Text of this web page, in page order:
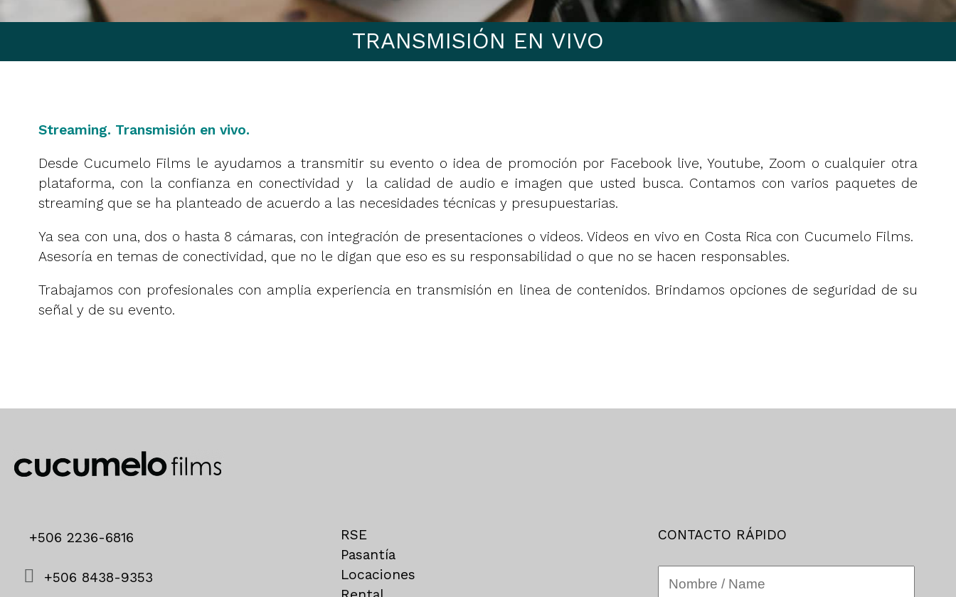
TRANSMISIÓN EN VIVO
Streaming. Transmisión en vivo.
Desde Cucumelo Films le ayudamos a transmitir su evento o idea de promoción por Facebook live, Youtube, Zoom o cualquier otra
plataforma, con la confianza en conectividad y la calidad de audio e imagen que usted busca. Contamos con varios paquetes de
streaming que se ha planteado de acuerdo a las necesidades técnicas y presupuestarias.
Ya sea con una, dos o hasta 8 cámaras, con integración de presentaciones o videos. Videos en vivo en Costa Rica con Cucumelo Films.
Asesoría en temas de conectividad, que no le digan que eso es su responsabilidad o que no se hacen responsables.
Trabajamos con profesionales con amplia experiencia en transmisión en linea de contenidos. Brindamos opciones de seguridad de su
señal y de su evento.
+506 2236-6816
+506 8438-9353
RSE
Pasantía
Locaciones
CONTACTO RÁPIDO